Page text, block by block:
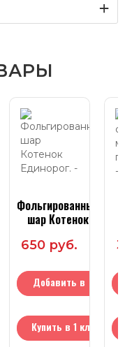
Фольгированный
шар Котенок
650 руб.
Добавить в
Купить в 1 клик